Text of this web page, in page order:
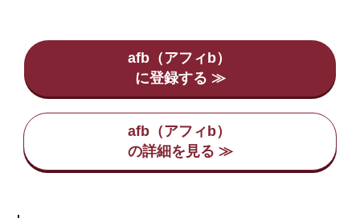
afb（アフィb）
afb（アフィb）